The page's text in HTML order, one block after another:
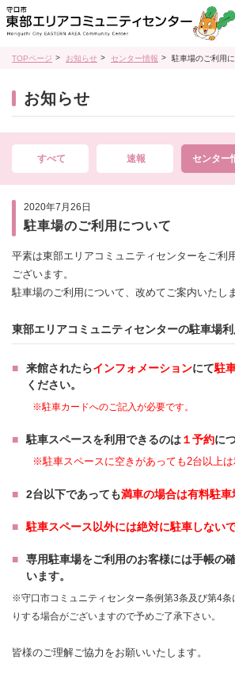
TOPページ お知らせ センター情報 駐車場のご利用
お知らせ
すべて 速報 センター
2020年7月26日
駐車場のご利用について
平素は東部エリアコミュニティセンターをご利
ございます。
駐車場のご利用について、改めてご案内いたしま
東部エリアコミュニティセンターの駐車場
来館されたらインフォメーションにて駐
ください。
※駐車カードへのご記入が必要です。
駐車スペースを利用できるのは１予約に
※駐車スペースに空きがあっても2台以上は
2台以下であっても満車の場合は有料駐車
駐車スペース以外には絶対に駐車しないで
専用駐車場をご利用のお客様には手帳の
います。
※守口市コミュニティセンター条例第3条及び第4条
りする場合がございますので予めご了承下さい。
皆様のご理解ご協力をお願いいたします。